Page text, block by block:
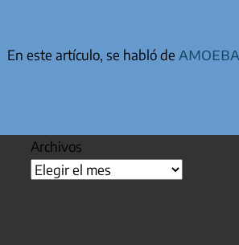
En este artículo, se habló de
Archivos